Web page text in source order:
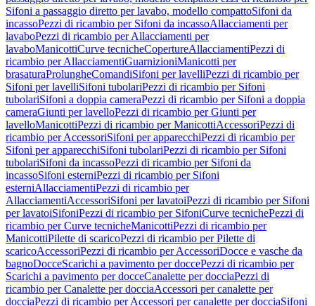
Sifoni a passaggio diretto per lavabo, modello compattoSifoni da
incassoPezzi di ricambio per Sifoni da incassoAllacciamenti per
lavaboPezzi di ricambio per Allacciamenti per
lavaboManicottiCurve tecnicheCopertureAllacciamentiPezzi di
ricambio per AllacciamentiGuarnizioniManicotti per
brasaturaProlungheComandiSifoni per lavelliPezzi di ricambio per
Sifoni per lavelliSifoni tubolariPezzi di ricambio per Sifoni
tubolariSifoni a doppia cameraPezzi di ricambio per Sifoni a doppia
cameraGiunti per lavelloPezzi di ricambio per Giunti per
lavelloManicottiPezzi di ricambio per ManicottiAccessoriPezzi di
ricambio per AccessoriSifoni per apparecchiPezzi di ricambio per
Sifoni per apparecchiSifoni tubolariPezzi di ricambio per Sifoni
tubolariSifoni da incassoPezzi di ricambio per Sifoni da
incassoSifoni esterniPezzi di ricambio per Sifoni
esterniAllacciamentiPezzi di ricambio per
AllacciamentiAccessoriSifoni per lavatoiPezzi di ricambio per Sifoni
per lavatoiSifoniPezzi di ricambio per SifoniCurve tecnichePezzi di
ricambio per Curve tecnicheManicottiPezzi di ricambio per
ManicottiPilette di scaricoPezzi di ricambio per Pilette di
scaricoAccessoriPezzi di ricambio per AccessoriDocce e vasche da
bagnoDocceScarichi a pavimento per doccePezzi di ricambio per
Scarichi a pavimento per docceCanalette per docciaPezzi di
ricambio per Canalette per docciaAccessori per canalette per
docciaPezzi di ricambio per Accessori per canalette per docciaSifoni